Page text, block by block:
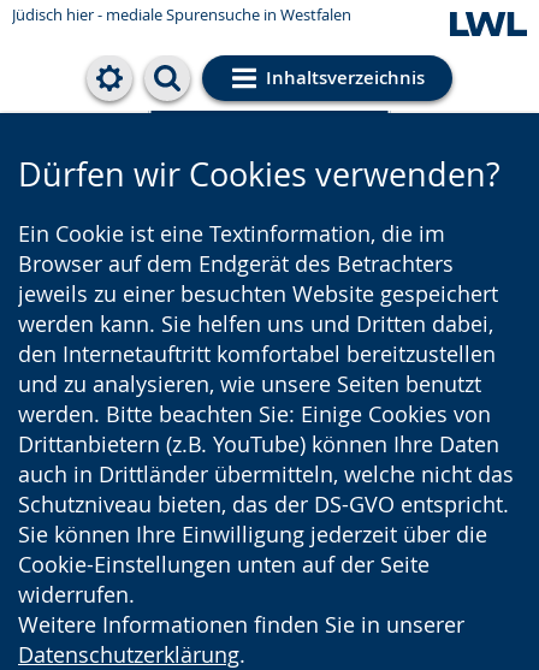
Jüdisch hier - mediale Spurensuche in Westfalen
Inhaltsverzeichnis
Cookie-Einstellungen
Dürfen wir Cookies verwenden?
Ein Cookie ist eine Textinformation, die im
Browser auf dem Endgerät des Betrachters
jeweils zu einer besuchten Website gespeichert
werden kann. Sie helfen uns und Dritten dabei,
den Internetauftritt komfortabel bereitzustellen
und zu analysieren, wie unsere Seiten benutzt
werden. Bitte beachten Sie: Einige Cookies von
Drittanbietern (z.B. YouTube) können Ihre Daten
auch in Drittländer übermitteln, welche nicht das
Schutzniveau bieten, das der DS-GVO entspricht.
Sie können Ihre Einwilligung jederzeit über die
Cookie-Einstellungen unten auf der Seite
widerrufen.
Weitere Informationen finden Sie in unserer
Datenschutzerklärung.